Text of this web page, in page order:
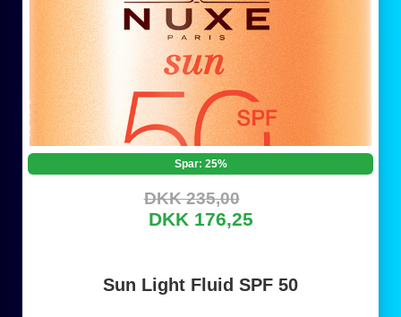
Spar: 25%
DKK 235,00
DKK 176,25
Sun Light Fluid SPF 50